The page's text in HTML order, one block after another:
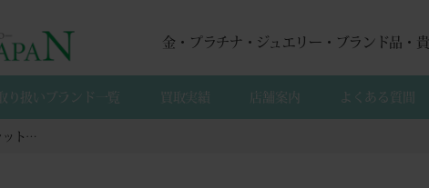
金・プラチナ・ジュエリー・ブランド品・
取り扱いブランド一覧 買取実績 店舗案内 よくある質間
【来店買取】５カラット、２カラットのダイヤモンドリングの買取